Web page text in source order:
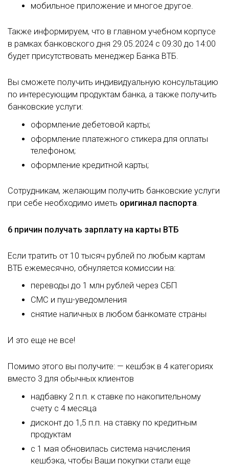
мобильное приложение и многое другое.
Также информируем, что в главном учебном корпусе
в рамках банковского дня 29.05.2024 с 09:30 до 14:00
будет присутствовать менеджер Банка ВТБ.
Вы сможете получить индивидуальную консультацию
по интересующим продуктам банка, а также получить
банковские услуги:
оформление дебетовой карты;
оформление платежного стикера для оплаты
телефоном;
оформление кредитной карты;
Сотрудникам, желающим получить банковские услуги
при себе необходимо иметь оригинал паспорта.
6 причин получать зарплату на карты ВТБ
Если тратить от 10 тысяч рублей по любым картам
ВТБ ежемесячно, обнуляется комиссии на:
переводы до 1 млн рублей через СБП
СМС и пуш-уведомления
снятие наличных в любом банкомате страны
И это еще не все!
Помимо этого вы получите: — кешбэк в 4 категориях
вместо 3 для обычных клиентов
надбавку 2 п.п. к ставке по накопительному
счету с 4 месяца
дисконт до 1,5 п.п. на ставку по кредитным
продуктам
с 1 мая обновилась система начисления
кешбэка, чтобы Ваши покупки стали еще